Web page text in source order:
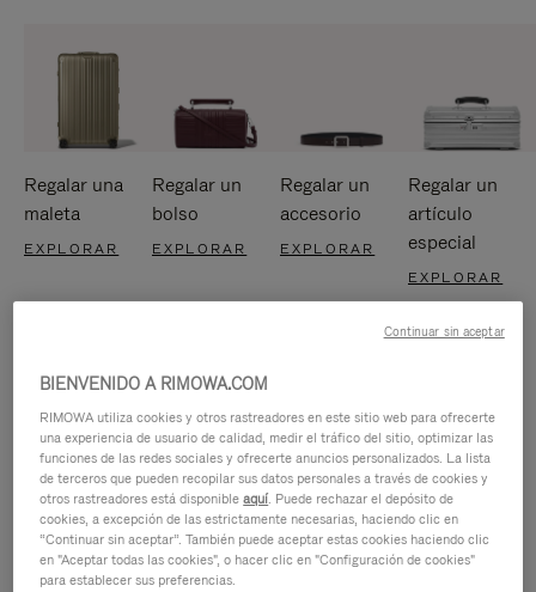
Regalar una
maleta
EXPLORAR
Regalar un
bolso
EXPLORAR
Regalar un
accesorio
EXPLORAR
Regalar un
artículo
especial
EXPLORAR
BIENVENIDO A RIMOWA.COM
RIMOWA utiliza cookies y otros rastreadores en este sitio web para ofrecerte
una experiencia de usuario de calidad, medir el tráfico del sitio, optimizar las
funciones de las redes sociales y ofrecerte anuncios personalizados. La lista
de terceros que pueden recopilar sus datos personales a través de cookies y
otros rastreadores está disponibleaquí. Puede rechazar el depósito de
cookies, a excepción de las estrictamente necesarias, haciendo clic en
“Continuar sin aceptar”. También puede aceptar estas cookies haciendo clic
en "Aceptar todas las cookies", o hacer clic en "Configuración de cookies"
para establecer sus preferencias.
Continuar sin aceptar